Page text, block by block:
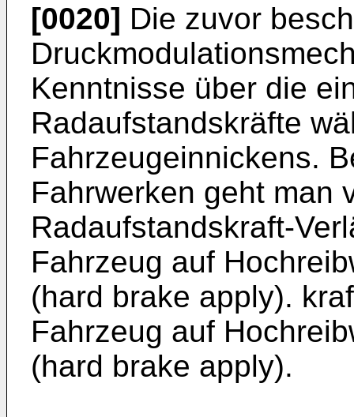
[0020] Die zuvor
Kenntnisse über die
Radaufstandskräfte
Fahrzeugeinnickens.
Fahrwerken geht man
Radaufstandskraft-
Fahrzeug auf
(hard brake apply).
Fahrzeug auf
(hard brake apply).